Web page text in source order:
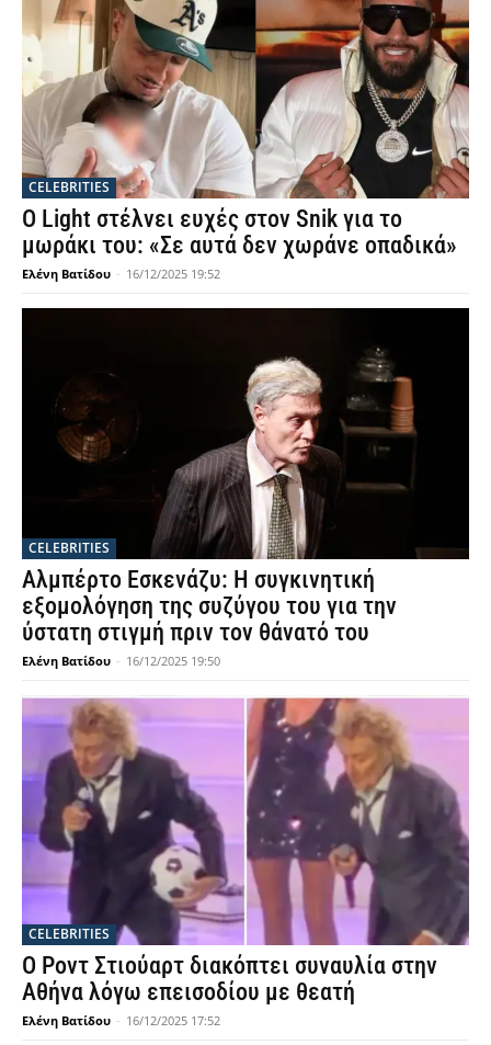
CELEBRITIES
Ο Light στέλνει ευχές στον Snik για το
μωράκι του: «Σε αυτά δεν χωράνε οπαδικά»
Ελένη Βατίδου - 16/12/2025 19:52
CELEBRITIES
Αλμπέρτο Εσκενάζυ: Η συγκινητική
εξομολόγηση της συζύγου του για την
ύστατη στιγμή πριν τον θάνατό του
Ελένη Βατίδου - 16/12/2025 19:50
CELEBRITIES
Ο Ροντ Στιούαρτ διακόπτει συναυλία στην
Αθήνα λόγω επεισοδίου με θεατή
Ελένη Βατίδου - 16/12/2025 17:52